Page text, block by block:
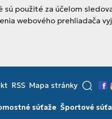
sú použité za účelom
webového prehliadača
RSS Mapa stránky
súťaže Športové